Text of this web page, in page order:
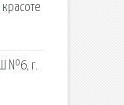
№6, г.